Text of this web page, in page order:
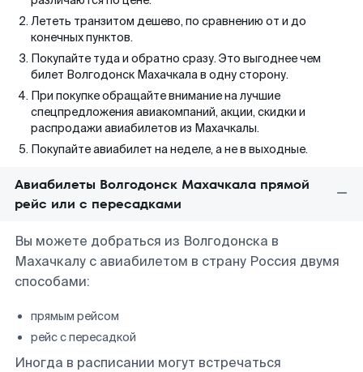
Лететь транзитом дешево, по сравнению от и до
конечных пунктов.
Покупайте туда и обратно сразу. Это выгоднее чем
билет Волгодонск Махачкала в одну сторону.
При покупке обращайте внимание на лучшие
спецпредложения авиакомпаний, акции, скидки и
распродажи авиабилетов из Махачкалы.
Покупайте авиабилет на неделе, а не в выходные.
Авиабилеты Волгодонск Махачкала прямой
рейс или с пересадками
Вы можете добраться из Волгодонска в
Махачкалу с авиабилетом в страну Россия двумя
способами:
прямым рейсом
рейс с пересадкой
Иногда в расписании могут встречаться